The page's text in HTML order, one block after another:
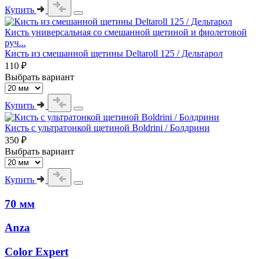
Купить
Кисть универсальная со смешанной щетиной и фиолетовой
руч...
Кисть из смешанной щетины Deltaroll 125 / Дельтарол
110 ₽
Выбрать вариант
Купить
Кисть с ультратонкой щетиной Boldrini / Болдрини
350 ₽
Выбрать вариант
Купить
70 мм
Anza
Color Expert